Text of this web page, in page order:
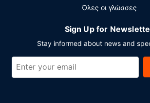
Όλες οι γλώσσες
Sign Up for
Stay informed about news and